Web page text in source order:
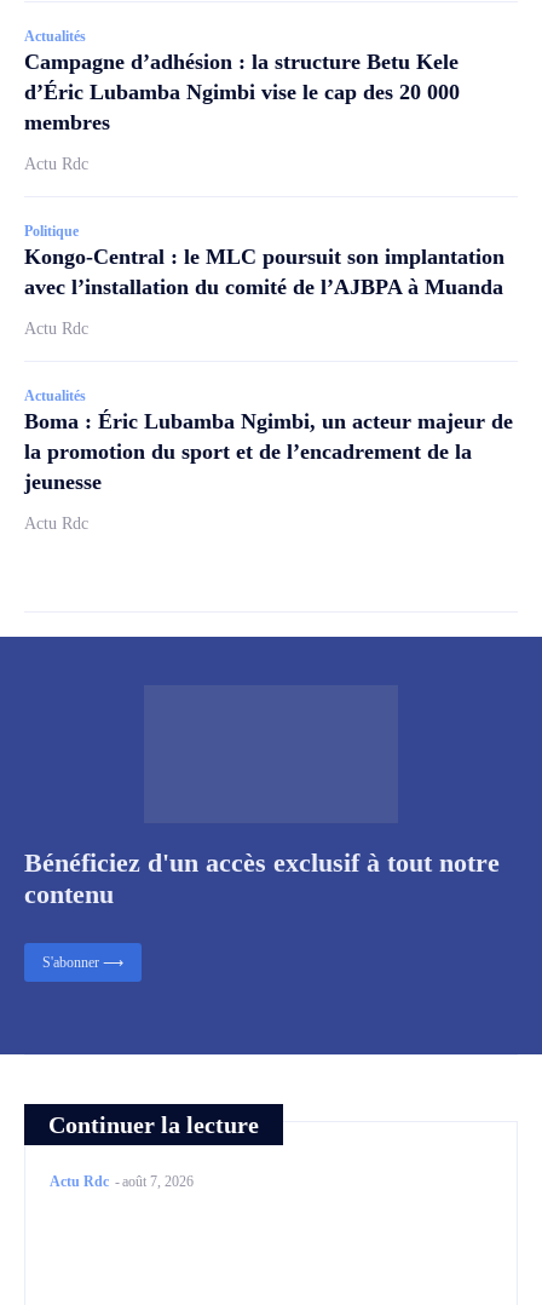
Actualités
Campagne d’adhésion : la structure Betu Kele
d’Éric Lubamba Ngimbi vise le cap des 20 000
membres
Actu Rdc
Politique
Kongo-Central : le MLC poursuit son implantation
avec l’installation du comité de l’AJBPA à Muanda
Actu Rdc
Actualités
Boma : Éric Lubamba Ngimbi, un acteur majeur de
la promotion du sport et de l’encadrement de la
jeunesse
Actu Rdc
Continuer la lecture
Actu Rdc -août 7, 2026
Bénéficiez d'un accès exclusif à tout notre
contenu
S'abonner ⟶